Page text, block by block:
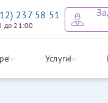
237 58 51
до 21:00
Услуги
Задать